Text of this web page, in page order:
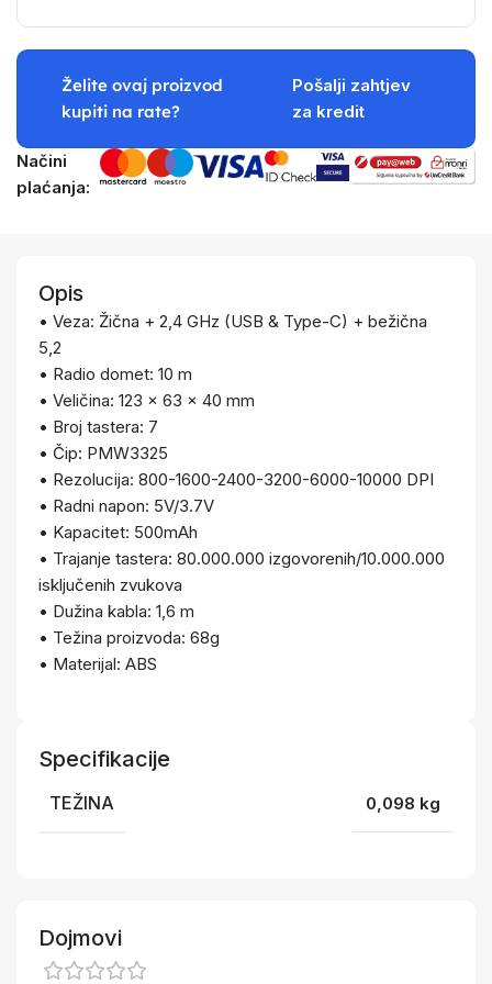
Želite ovaj proizvod
kupiti na rate?
Pošalji zahtjev
za kredit
Načini
plaćanja:
Opis
• Veza: Žična + 2,4 GHz (USB & Type-C) + bežična
5,2
• Radio domet: 10 m
• Veličina: 123 x 63 x 40 mm
• Broj tastera: 7
• Čip: PMW3325
• Rezolucija: 800-1600-2400-3200-6000-10000 DPI
• Radni napon: 5V/3.7V
• Kapacitet: 500mAh
• Trajanje tastera: 80.000.000 izgovorenih/10.000.000
isključenih zvukova
• Dužina kabla: 1,6 m
• Težina proizvoda: 68g
• Materijal: ABS
Specifikacije
TEŽINA 0,098 kg
Dojmovi